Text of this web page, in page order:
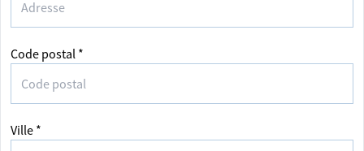
Code postal *
Ville *